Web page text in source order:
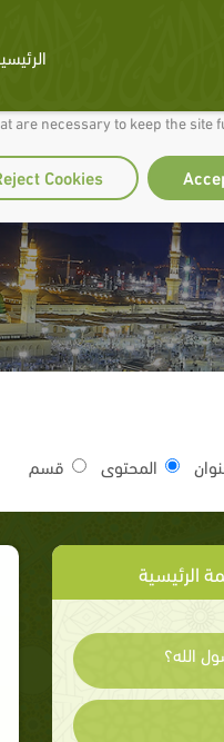
our site work well for you and
are necessary to keep the site
Cookies
المحتوى قسم
الرئيسية
الله؟